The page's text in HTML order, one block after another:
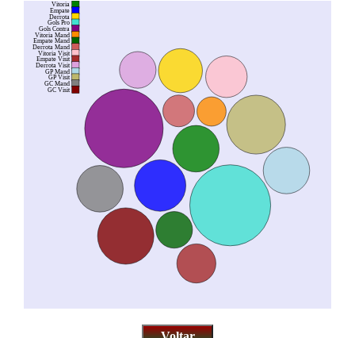
Vitoria
Empate
Derrota
Gols Pro
Gols Contra
Vitoria Mand
Empate Mand
Derrota Mand
Vitoria Visit
Empate Visit
Derrota Visit
GP Mand
GP Visit
GC Mand
GC Visit